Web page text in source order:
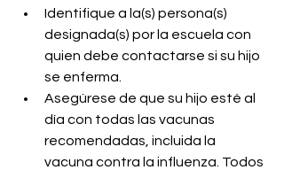
Identifique a la(s) persona(s)
designada(s) por la escuela con
quien debe contactarse si su hijo
se enferma.
Asegúrese de que su hijo esté al
día con todas las vacunas
recomendadas, incluida la
vacuna contra la influenza. Todos